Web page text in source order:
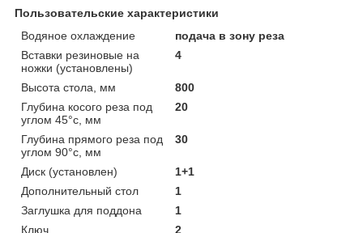
Пользовательские характеристики
Водяное охлаждение
подача в зону реза
Вставки резиновые на
ножки (установлены)
4
Высота стола, мм
800
Глубина косого реза под
углом 45°с, мм
20
Глубина прямого реза под
углом 90°с, мм
30
Диск (установлен)
1+1
Дополнительный стол
1
Заглушка для поддона
1
Ключ
2